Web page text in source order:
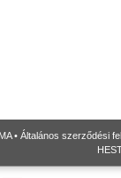
• Általános szerződési